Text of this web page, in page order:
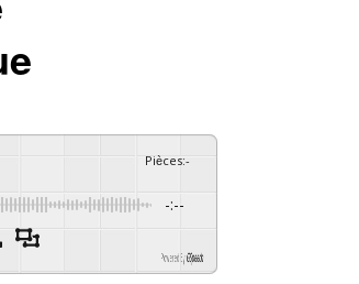
Pièces:-
-:--
GSpeech